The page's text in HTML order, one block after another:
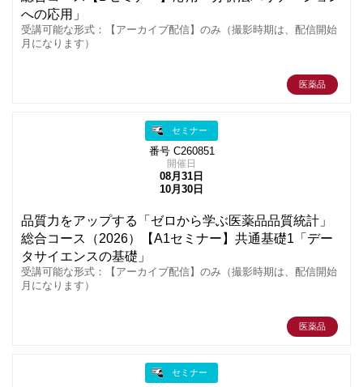
への応用」
受講可能な形式：【アーカイブ配信】のみ（撮影時期は、配信開始
月になります）
医薬品
セミナー
番号 C260851
開催日
08月31日
10月30日
品質力をアップする「ゼロから学ぶ医薬品品質統計」
総合コース（2026）【A1セミナー】共通基礎1「デー
タサイエンスの基礎」
受講可能な形式：【アーカイブ配信】のみ（撮影時期は、配信開始
月になります）
医薬品
セミナー